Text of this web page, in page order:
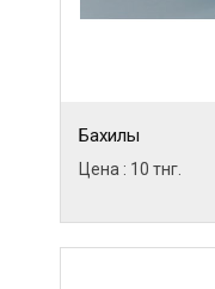
Бахилы
Цена : 10 тнг.